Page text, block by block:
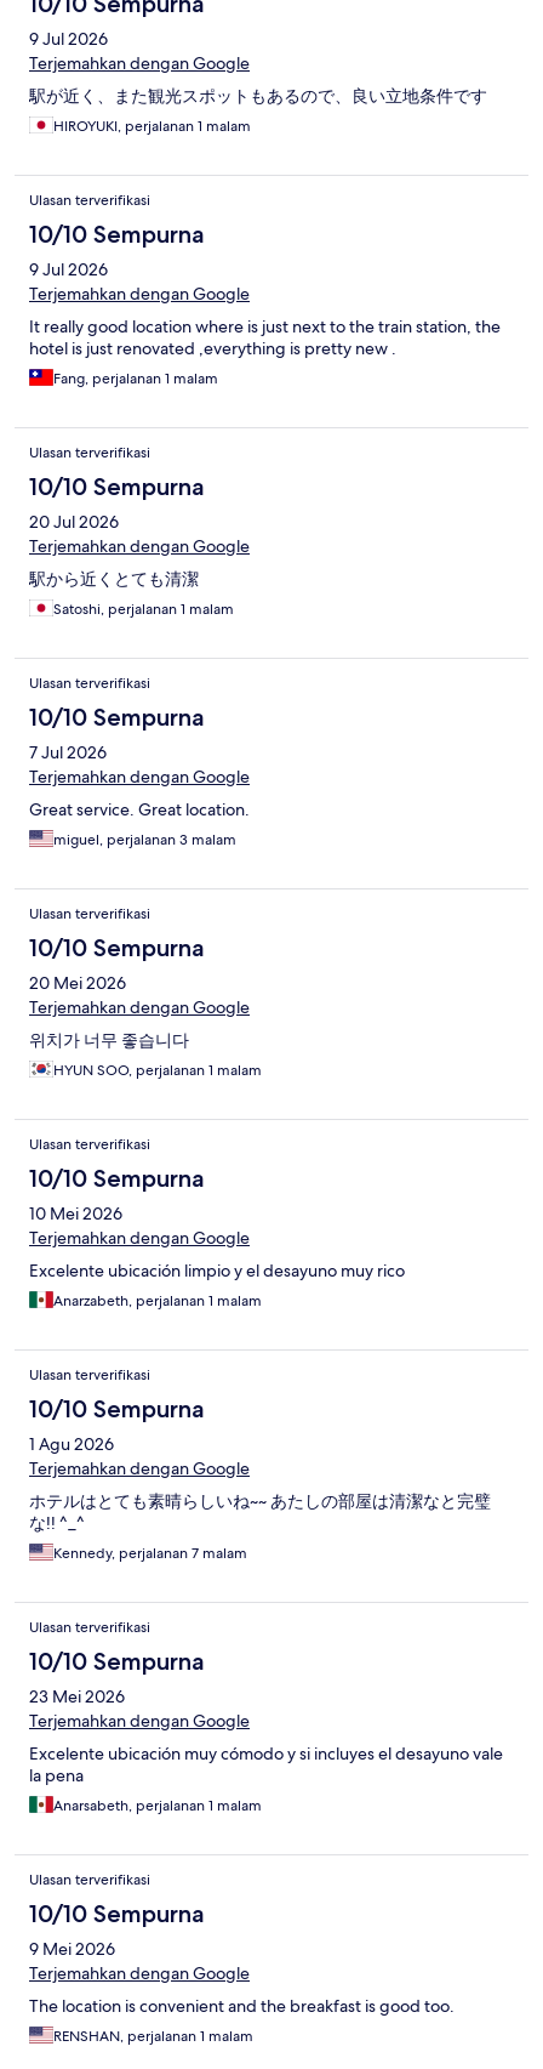
9 Jul 2026
Terjemahkan dengan Google
駅が近く、また観光スポットもあるので、良い立地条件です
HIROYUKI, perjalanan 1 malam
Ulasan terverifikasi
10/10 Sempurna
9 Jul 2026
Terjemahkan dengan Google
It really good location where is just next to the train station, the
hotel is just renovated ,everything is pretty new .
Fang, perjalanan 1 malam
Ulasan terverifikasi
10/10 Sempurna
20 Jul 2026
Terjemahkan dengan Google
駅から近くとても清潔
Satoshi, perjalanan 1 malam
Ulasan terverifikasi
10/10 Sempurna
7 Jul 2026
Terjemahkan dengan Google
Great service. Great location.
miguel, perjalanan 3 malam
Ulasan terverifikasi
10/10 Sempurna
20 Mei 2026
Terjemahkan dengan Google
위치가 너무 좋습니다
HYUN SOO, perjalanan 1 malam
Ulasan terverifikasi
10/10 Sempurna
10 Mei 2026
Terjemahkan dengan Google
Excelente ubicación limpio y el desayuno muy rico
Anarzabeth, perjalanan 1 malam
Ulasan terverifikasi
10/10 Sempurna
1 Agu 2026
Terjemahkan dengan Google
ホテルはとても素晴らしいね~~ あたしの部屋は清潔なと完璧
な!! ^_^
Kennedy, perjalanan 7 malam
Ulasan terverifikasi
10/10 Sempurna
23 Mei 2026
Terjemahkan dengan Google
Excelente ubicación muy cómodo y si incluyes el desayuno vale
la pena
Anarsabeth, perjalanan 1 malam
Ulasan terverifikasi
10/10 Sempurna
9 Mei 2026
Terjemahkan dengan Google
The location is convenient and the breakfast is good too.
RENSHAN, perjalanan 1 malam